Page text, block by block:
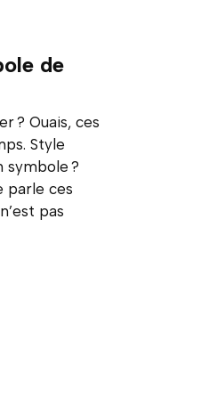
de
? Ouais, ces
Style
symbole ?
parle ces
pas